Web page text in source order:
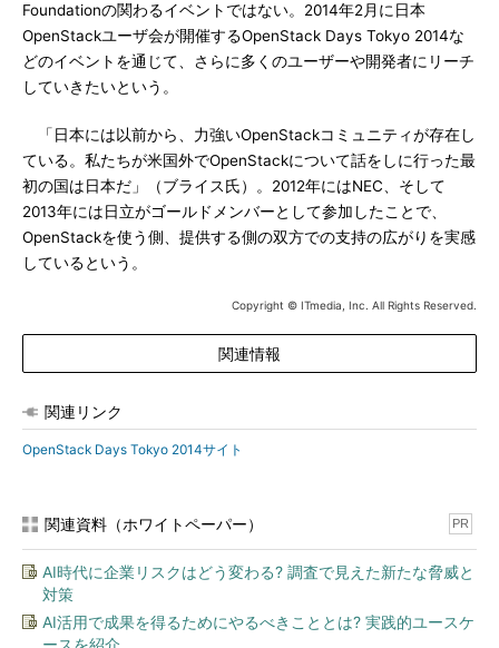
Foundationの関わるイベントではない。2014年2月に日本
OpenStackユーザ会が開催するOpenStack Days Tokyo 2014な
どのイベントを通じて、さらに多くのユーザーや開発者にリーチ
していきたいという。
「日本には以前から、力強いOpenStackコミュニティが存在し
ている。私たちが米国外でOpenStackについて話をしに行った最
初の国は日本だ」（ブライス氏）。2012年にはNEC、そして
2013年には日立がゴールドメンバーとして参加したことで、
OpenStackを使う側、提供する側の双方での支持の広がりを実感
しているという。
Copyright © ITmedia, Inc. All Rights Reserved.
関連情報
関連リンク
OpenStack Days Tokyo 2014サイト
関連資料（ホワイトペーパー） PR
AI時代に企業リスクはどう変わる? 調査で見えた新たな脅威と
対策
AI活用で成果を得るためにやるべきこととは? 実践的ユースケ
ースを紹介